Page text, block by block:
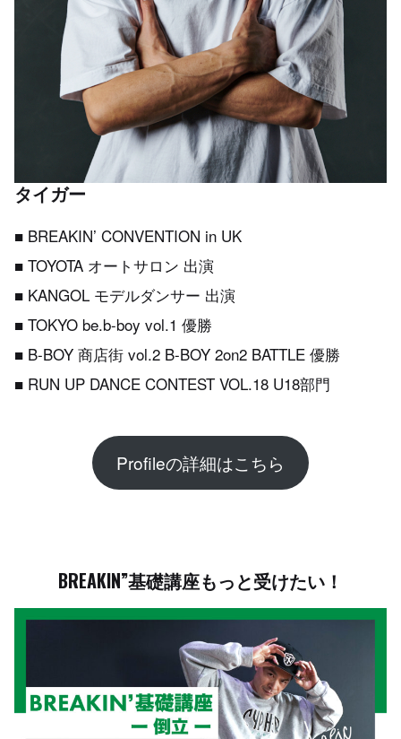
タイガー
■ BREAKIN’ CONVENTION in UK
■ TOYOTA オートサロン 出演
■ KANGOL モデルダンサー 出演
■ TOKYO be.b-boy vol.1 優勝
■ B-BOY 商店街 vol.2 B-BOY 2on2 BATTLE 優勝
■ RUN UP DANCE CONTEST VOL.18 U18部門
Profileの詳細はこちら
BREAKIN”基礎講座もっと受けたい！